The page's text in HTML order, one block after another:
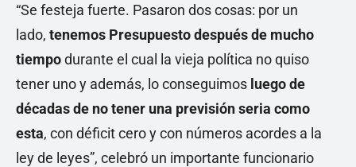
“Se festeja fuerte. Pasaron dos cosas: por un
lado, tenemos Presupuesto después de mucho
tiempodurante el cual la vieja política no quiso
tener uno y además, lo conseguimos luego de
décadas de no tener una previsión seria como
esta, con déficit cero y con números acordes a la
ley de leyes”, celebró un importante funcionario